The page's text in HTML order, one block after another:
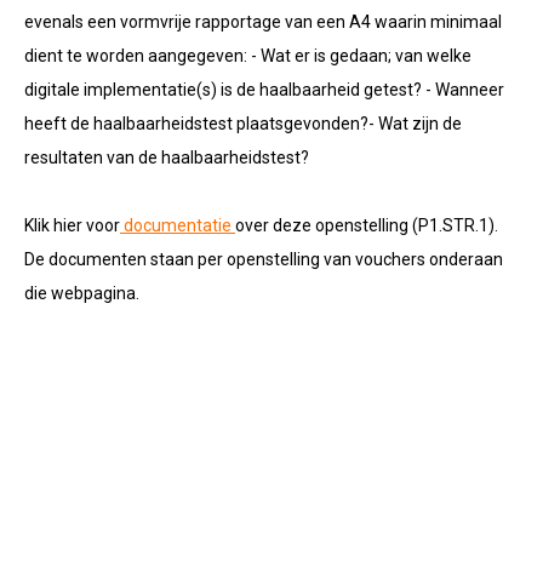
evenals een vormvrije rapportage van een A4 waarin minimaal
dient te worden aangegeven: - Wat er is gedaan; van welke
digitale implementatie(s) is de haalbaarheid getest? - Wanneer
heeft de haalbaarheidstest plaatsgevonden?- Wat zijn de
resultaten van de haalbaarheidstest?
Klik hier voordocumentatie over deze openstelling (P1.STR.1).
De documenten staan per openstelling van vouchers onderaan
die webpagina.